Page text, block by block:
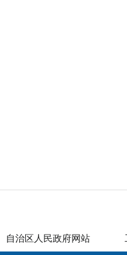
自治区人民政府网站